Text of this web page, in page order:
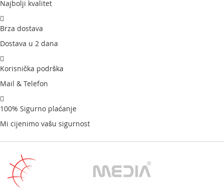
Najbolji kvalitet
Brza dostava
Dostava u 2 dana
Korisnička podrška
Mail & Telefon
100% Sigurno plaćanje
Mi cijenimo vašu sigurnost